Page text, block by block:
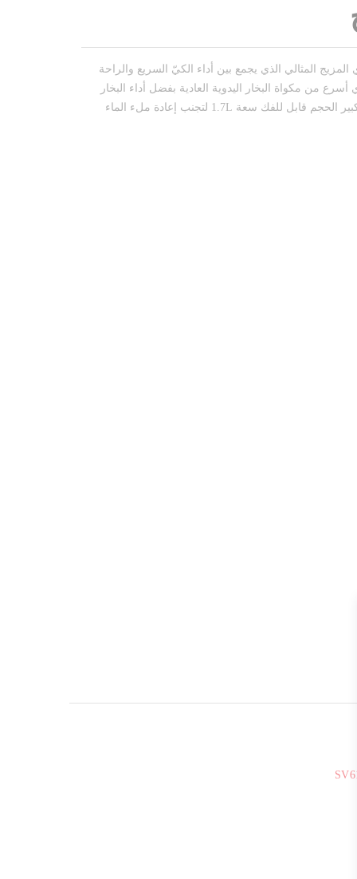
المثالي الذي يجمع بين أداء الكيّ السريع والراحة
من مكواة البخار اليدوية العادية بفضل أداء البخار
القوي. يأتي الجهاز مزودًا بخزان ماء كبير الحجم قابل للفك سعة 1.7L لتجنب إعادة ملء الماء